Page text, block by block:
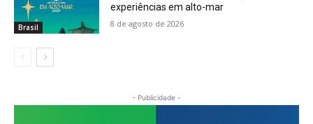
Brasil
experiências em alto-mar
8 de agosto de 2026
- Publicidade -